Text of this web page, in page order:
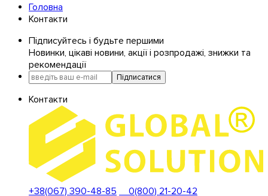
Головна
Контакти
Підписуйтесь і будьте першими
Новинки, цікаві новини, акції і розпродажі, знижки та
рекомендації
Підписатися
Контакти
+38(067) 390-48-85
0(800) 21-20-42